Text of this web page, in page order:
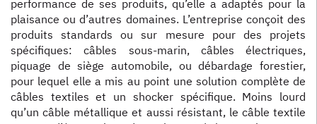
performance de ses produits, qu’elle a adaptés pour la
plaisance ou d’autres domaines. L’entreprise conçoit des
produits standards ou sur mesure pour des projets
spécifiques: câbles sous-marin, câbles électriques,
piquage de siège automobile, ou débardage forestier,
pour lequel elle a mis au point une solution complète de
câbles textiles et un shocker spécifique. Moins lourd
qu’un câble métallique et aussi résistant, le câble textile